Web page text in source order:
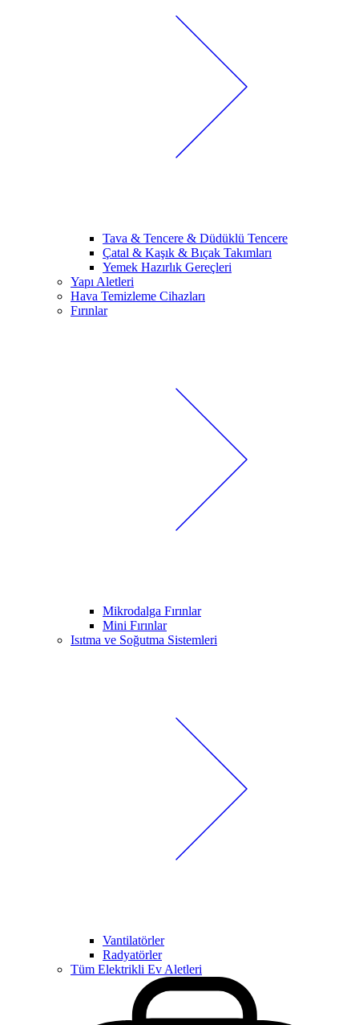
Tava & Tencere & Düdüklü Tencere
Çatal & Kaşık & Bıçak Takımları
Yemek Hazırlık Gereçleri
Yapı Aletleri
Hava Temizleme Cihazları
Fırınlar
Mikrodalga Fırınlar
Mini Fırınlar
Isıtma ve Soğutma Sistemleri
Vantilatörler
Radyatörler
Tüm Elektrikli Ev Aletleri